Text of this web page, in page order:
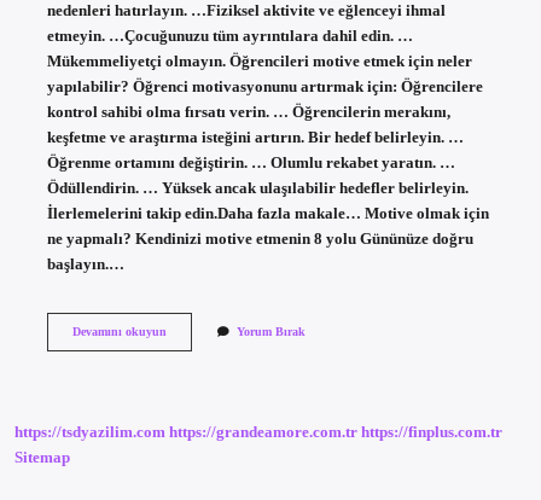
nedenleri hatırlayın. …Fiziksel aktivite ve eğlenceyi ihmal
etmeyin. …Çocuğunuzu tüm ayrıntılara dahil edin. …
Mükemmeliyetçi olmayın. Öğrencileri motive etmek için neler
yapılabilir? Öğrenci motivasyonunu artırmak için: Öğrencilere
kontrol sahibi olma fırsatı verin. … Öğrencilerin merakını,
keşfetme ve araştırma isteğini artırın. Bir hedef belirleyin. …
Öğrenme ortamını değiştirin. … Olumlu rekabet yaratın. …
Ödüllendirin. … Yüksek ancak ulaşılabilir hedefler belirleyin.
İlerlemelerini takip edin.Daha fazla makale… Motive olmak için
ne yapmalı? Kendinizi motive etmenin 8 yolu Gününüze doğru
başlayın.…
Devamını okuyunÇocukları
Yorum Bırak
https://tsdyazilim.com https://grandeamore.com.tr https://finplus.com.tr
Sitemap